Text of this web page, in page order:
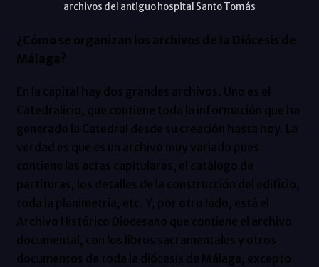
archivos del antiguo hospital Santo Tomás
¿Cómo se organizan los archivos de la Diócesis de
Málaga?
En la capital hay dos grandes archivos. Uno es el
Catedralicio, que contiene toda la información que ha
generado la Catedral desde su creación hasta hoy. La
verdad es que es un archivo muy variado pues
contiene las actas capitulares, el catálogo de
partituras, los detalles de la construcción del edificio,
toda la planimetría, etc. Y, por otro lado, está el
Archivo Histórico Diocesano que contiene el archivo
documental, con los libros sacramentales y otros
documentos de toda la diócesis de Málaga, excepto